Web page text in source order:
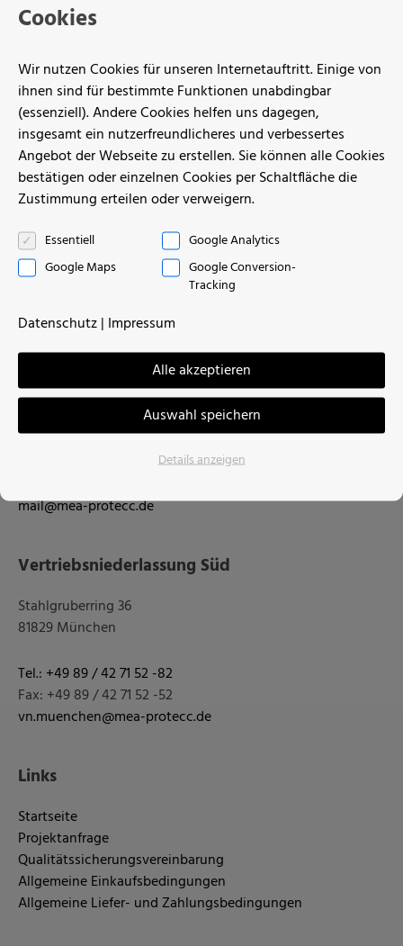
Referenzen alle anzeigen
MEA-proTecc GmbH
Robert-Bosch-Str. 200, Halle 120
Tel.: +49 5121 / 2 06 89 -30
mail@mea-protecc.de
Vertriebsniederlassung Süd
Stahlgruberring 36
81829 München
Tel.: +49 89 / 42 71 52 -82
Fax: +49 89 / 42 71 52 -52
vn.muenchen@mea-protecc.de
Links
Startseite
Projektanfrage
Qualitätssicherungsvereinbarung
Allgemeine Einkaufsbedingungen
Allgemeine Liefer- und Zahlungsbedingungen
Cookies
Wir nutzen Cookies für unseren Internetauftritt. Einige von
ihnen sind für bestimmte Funktionen unabdingbar
(essenziell). Andere Cookies helfen uns dagegen,
insgesamt ein nutzerfreundlicheres und verbessertes
Angebot der Webseite zu erstellen. Sie können alle Cookies
bestätigen oder einzelnen Cookies per Schaltfläche die
Zustimmung erteilen oder verweigern.
Essentiell
Google Analytics
Google Maps
Google Conversion-
Tracking
Datenschutz| Impressum
Alle akzeptieren
Auswahl speichern
Details anzeigen